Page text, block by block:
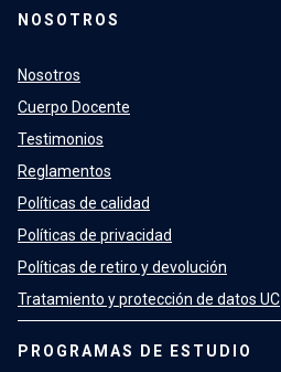
NOSOTROS
Nosotros
Cuerpo Docente
Testimonios
Reglamentos
Políticas de calidad
Políticas de privacidad
Políticas de retiro y devolución
Tratamiento y protección de datos UC
PROGRAMAS DE ESTUDIO